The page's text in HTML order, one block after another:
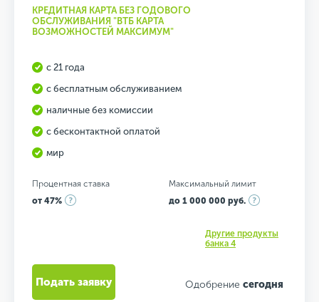
КРЕДИТНАЯ КАРТА БЕЗ ГОДОВОГО
ОБСЛУЖИВАНИЯ "ВТБ КАРТА
ВОЗМОЖНОСТЕЙ МАКСИМУМ"
с 21 года
с бесплатным обслуживанием
наличные без комиссии
с бесконтактной оплатой
мир
Процентная ставка
от 47%
Максимальный лимит
до 1 000 000 руб.
Другие продукты
банка 4
Одобрение сегодня
Подать заявку